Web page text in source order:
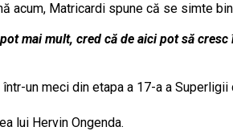
acum, Matricardi spune că se simte
mai mult, cred că de aici pot să cresc
un meci din etapa a 17-a a Superligii
lui Hervin Ongenda.